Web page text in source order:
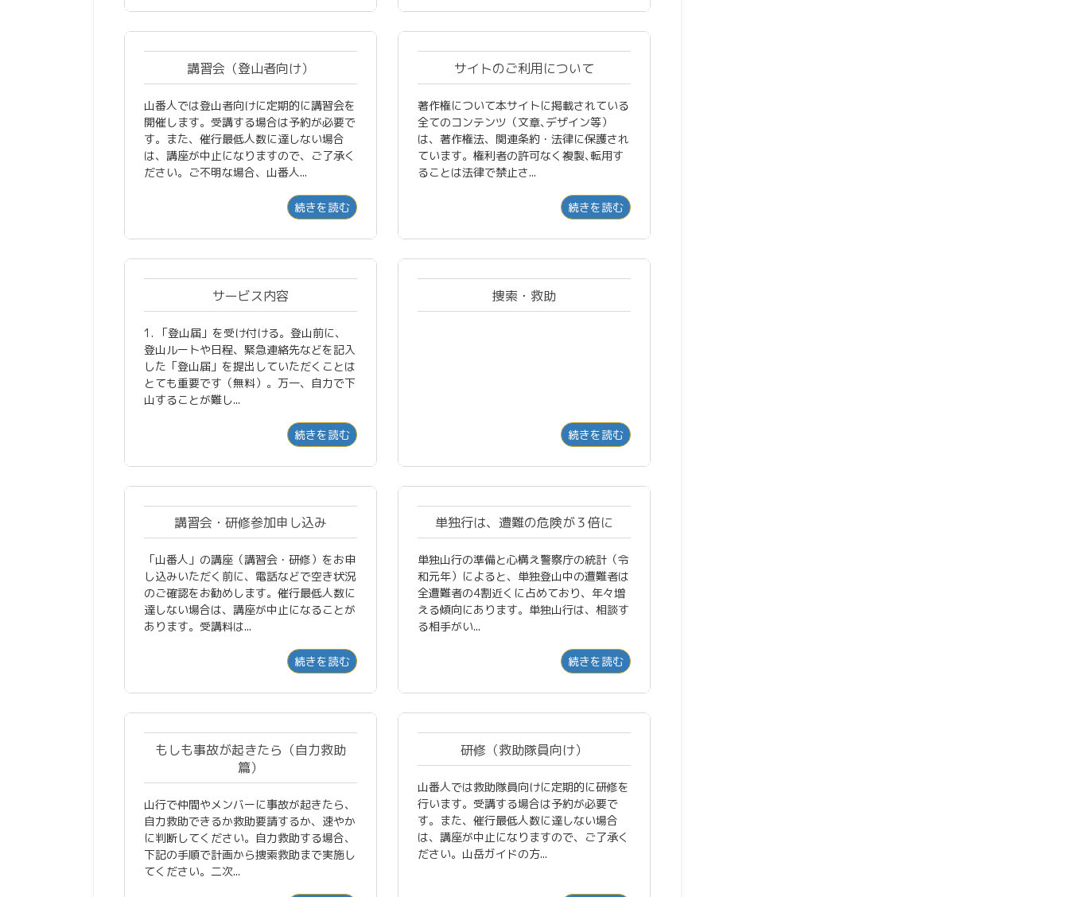
講習会（登山者向け）
山番人では登山者向けに定期的に講習会を
開催します。受講する場合は予約が必要で
す。また、催行最低人数に達しない場合
は、講座が中止になりますので、ご了承く
ださい。ご不明な場合、山番人...
続きを読む
サイトのご利用について
著作権について本サイトに掲載されている
全てのコンテンツ（文章､デザイン等）
は、著作権法、関連条約・法律に保護され
ています。権利者の許可なく複製､転用す
ることは法律で禁止さ...
続きを読む
サービス内容
1. 「登山届」を受け付ける。登山前に、
登山ルートや日程、緊急連絡先などを記入
した「登山届」を提出していただくことは
とても重要です（無料）。万一、自力で下
山することが難し...
続きを読む
捜索・救助
続きを読む
講習会・研修参加申し込み
「山番人」の講座（講習会・研修）をお申
し込みいただく前に、電話などで空き状況
のご確認をお勧めします。催行最低人数に
達しない場合は、講座が中止になることが
あります。受講料は...
続きを読む
単独行は、遭難の危険が３倍に
単独山行の準備と心構え警察庁の統計（令
和元年）によると、単独登山中の遭難者は
全遭難者の4割近くに占めており、年々増
える傾向にあります。単独山行は、相談す
る相手がい...
続きを読む
もしも事故が起きたら（自力救助
篇）
山行で仲間やメンバーに事故が起きたら、
自力救助できるか救助要請するか、速やか
に判断してください。自力救助する場合、
下記の手順で計画から捜索救助まで実施し
てください。二次...
研修（救助隊員向け）
山番人では救助隊員向けに定期的に研修を
行います。受講する場合は予約が必要で
す。また、催行最低人数に達しない場合
は、講座が中止になりますので、ご了承く
ださい。山岳ガイドの方...